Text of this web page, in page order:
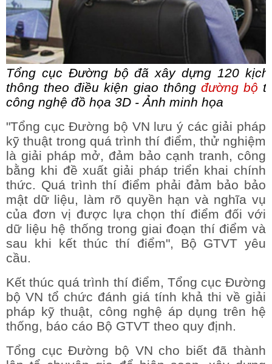
Tổng cục Đường bộ đã xây dựng 120
thông theo điều kiện giao thông đường bộ
công nghệ đồ họa 3D - Ảnh minh họa
"Tổng cục Đường bộ VN lưu ý các giải pháp
kỹ thuật trong quá trình thí điểm, thử nghiệm
là giải pháp mở, đảm bảo cạnh tranh, công
bằng khi đề xuất giải pháp triển khai chính
thức. Quá trình thí điểm phải đảm bảo bảo
mật dữ liệu, làm rõ quyền hạn và nghĩa vụ
của đơn vị được lựa chọn thí điểm đối với
dữ liệu hệ thống trong giai đoạn thí điểm và
sau khi kết thúc thí điểm", Bộ GTVT yêu
cầu.
Kết thúc quá trình thí điểm, Tổng cục Đường
bộ VN tổ chức đánh giá tính khả thi về giải
pháp kỹ thuật, công nghệ áp dụng trên hệ
thống, báo cáo Bộ GTVT theo quy định.
Tổng cục Đường bộ VN cho biết đã thành